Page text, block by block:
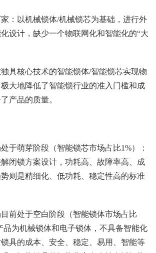
：以机械锁体/机械锁芯为基础，进行外
设计，缺少一个物联网化和智能化的“大
具核心技术的智能锁体/智能锁芯实现物
大地降低了智能锁行业的准入门槛和成
产品的质量。
于萌芽阶段（智能锁芯市场占比1%）：
闭锁方案设计，功耗高、故障率高、成
则是精细化、低功耗、稳定性高的标准
前处于空白阶段（智能锁体市场占比
品为机械锁体和电子锁体，不具备智能化
具的成本、安全、稳定、易用、智能等